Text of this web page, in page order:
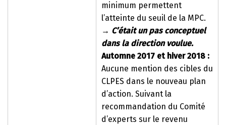
minimum permettent
l’atteinte du seuil de la MPC.
→ C’était un pas conceptuel
dans la direction voulue.
Automne 2017 et hiver 2018 :
Aucune mention des cibles du
CLPES dans le nouveau plan
d’action. Suivant la
recommandation du Comité
d’experts sur le revenu